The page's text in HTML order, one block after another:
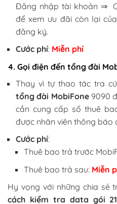
Đăng nhập tài khoản ⇒
để xem ưu đãi còn lại
đăng ký.
Cước phí: Miễn phí
4. Gọi điện đến tổng đài
Thay vì tự thao tác tra
tổng đài MobiFone9090
cần cung cấp số thuê
được nhân viên thông báo
Cước phí:
Thuê bao trả trước
Thuê bao trả sau: Miễn
Hy vọng với những chia sẻ
cách kiểm tra data gói